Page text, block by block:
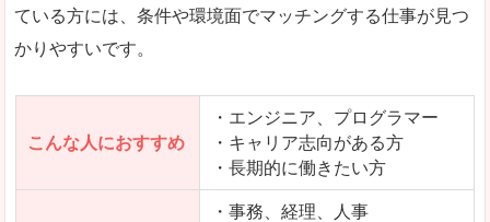
使いやすさ
全体的にオレンジ色のトーンで、見ていても疲れ
「はたらこindex」で「南宇和郡愛南町」の
求人を含んだページを見てみる
ている方には、条件や環境面でマッチングする仕事が見つ
かりやすいです。
こんな人におすすめ
・エンジニア、プログラマー
・キャリア志向がある方
・長期的に働きたい方
・事務、経理、人事